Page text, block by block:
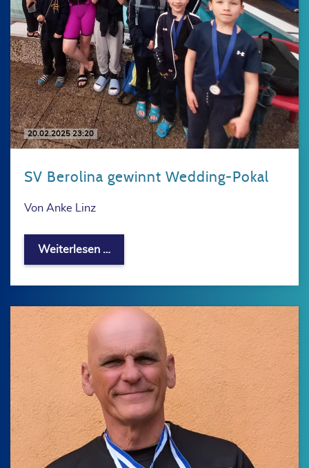
20.02.2025 23:20
SV Berolina gewinnt Wedding-Pokal
Von Anke Linz
Weiterlesen …